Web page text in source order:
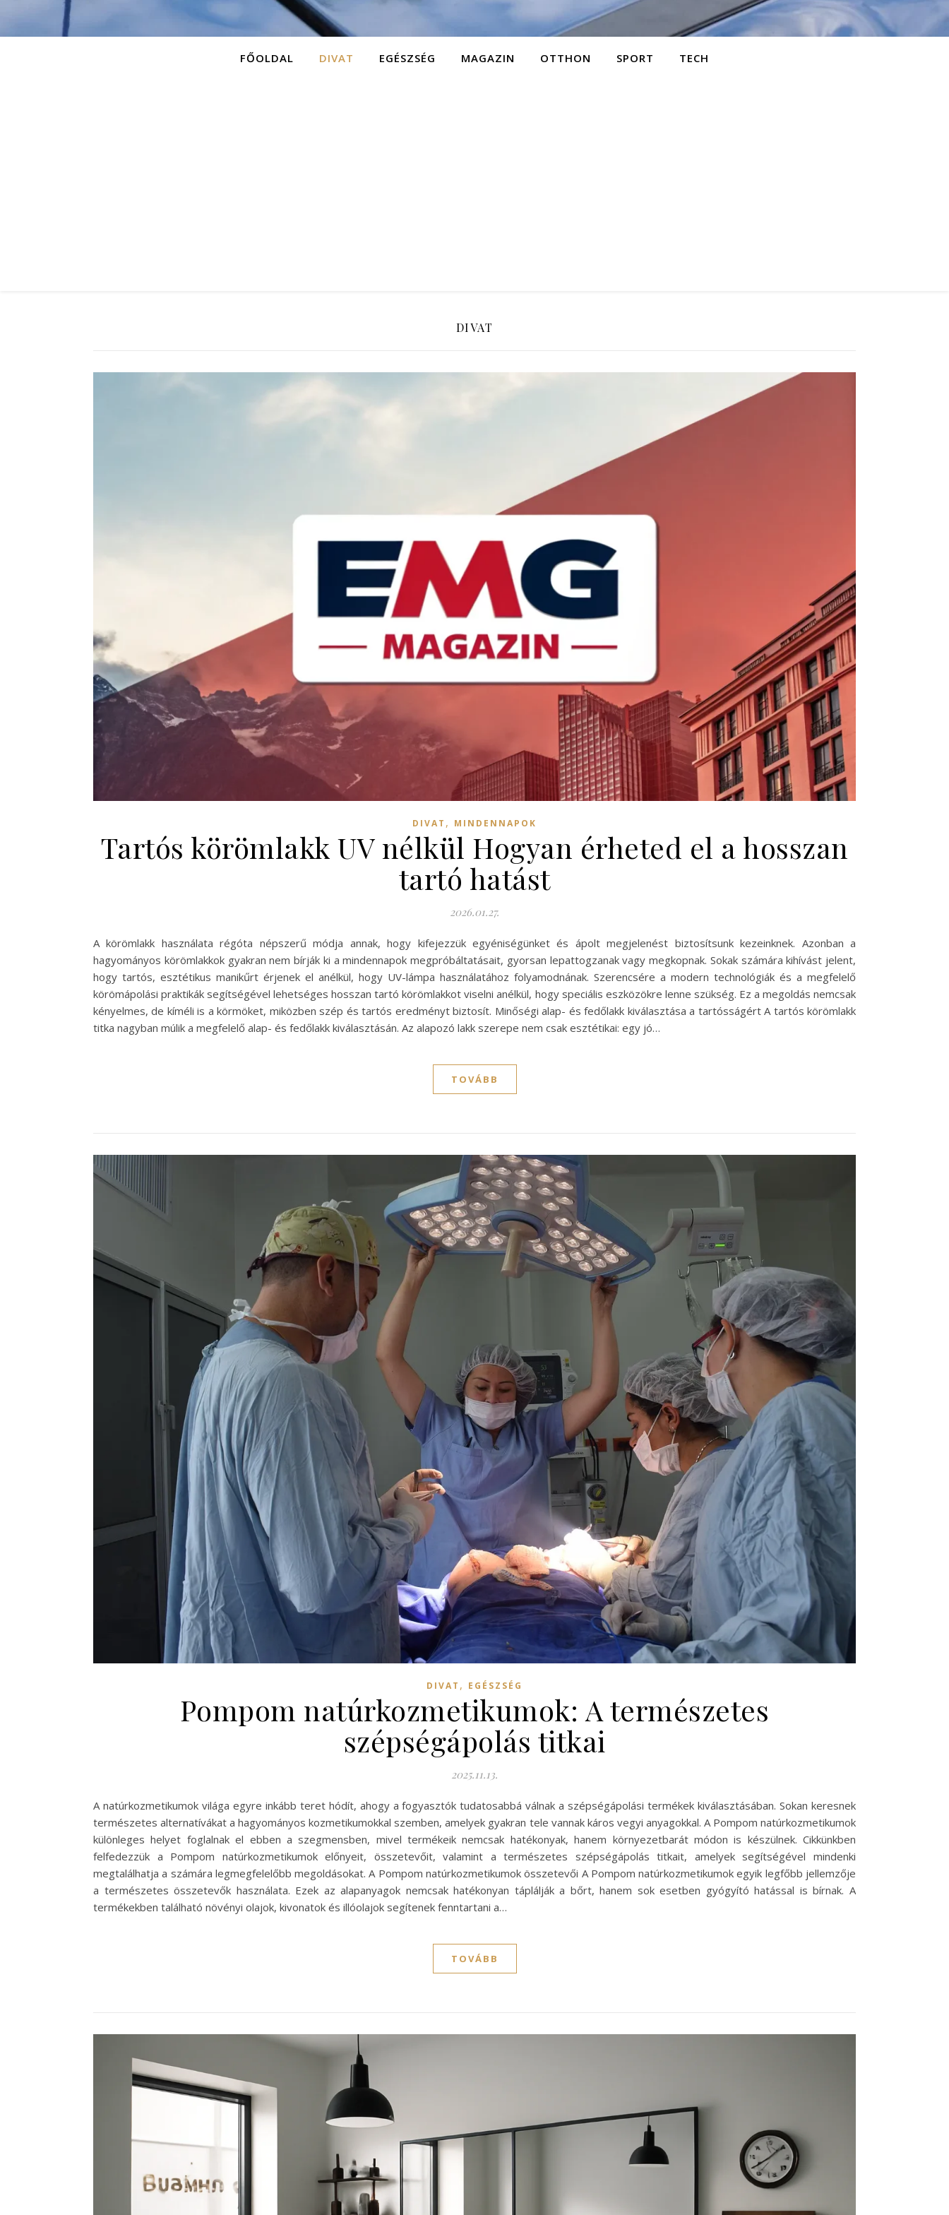
FŐOLDAL DIVAT EGÉSZSÉG MAGAZIN OTTHON SPORT TECH
DIVAT
DIVAT , MINDENNAPOK
Tartós körömlakk UV nélkül Hogyan érheted el a hosszan
tartó hatást
2026.01.27.
A körömlakk használata régóta népszerű módja annak, hogy kifejezzük egyéniségünket és ápolt megjelenést biztosítsunk kezeinknek. Azonban a
hagyományos körömlakkok gyakran nem bírják ki a mindennapok megpróbáltatásait, gyorsan lepattogzanak vagy megkopnak. Sokak számára kihívást jelent,
hogy tartós, esztétikus manikűrt érjenek el anélkül, hogy UV-lámpa használatához folyamodnának. Szerencsére a modern technológiák és a megfelelő
körömápolási praktikák segítségével lehetséges hosszan tartó körömlakkot viselni anélkül, hogy speciális eszközökre lenne szükség. Ez a megoldás nemcsak
kényelmes, de kíméli is a körmöket, miközben szép és tartós eredményt biztosít. Minőségi alap- és fedőlakk kiválasztása a tartósságért A tartós körömlakk
titka nagyban múlik a megfelelő alap- és fedőlakk kiválasztásán. Az alapozó lakk szerepe nem csak esztétikai: egy jó…
TOVÁBB
DIVAT , EGÉSZSÉG
Pompom natúrkozmetikumok: A természetes
szépségápolás titkai
2025.11.13.
A natúrkozmetikumok világa egyre inkább teret hódít, ahogy a fogyasztók tudatosabbá válnak a szépségápolási termékek kiválasztásában. Sokan keresnek
természetes alternatívákat a hagyományos kozmetikumokkal szemben, amelyek gyakran tele vannak káros vegyi anyagokkal. A Pompom natúrkozmetikumok
különleges helyet foglalnak el ebben a szegmensben, mivel termékeik nemcsak hatékonyak, hanem környezetbarát módon is készülnek. Cikkünkben
felfedezzük a Pompom natúrkozmetikumok előnyeit, összetevőit, valamint a természetes szépségápolás titkait, amelyek segítségével mindenki
megtalálhatja a számára legmegfelelőbb megoldásokat. A Pompom natúrkozmetikumok összetevői A Pompom natúrkozmetikumok egyik legfőbb jellemzője
a természetes összetevők használata. Ezek az alapanyagok nemcsak hatékonyan táplálják a bőrt, hanem sok esetben gyógyító hatással is bírnak. A
termékekben található növényi olajok, kivonatok és illóolajok segítenek fenntartani a…
TOVÁBB